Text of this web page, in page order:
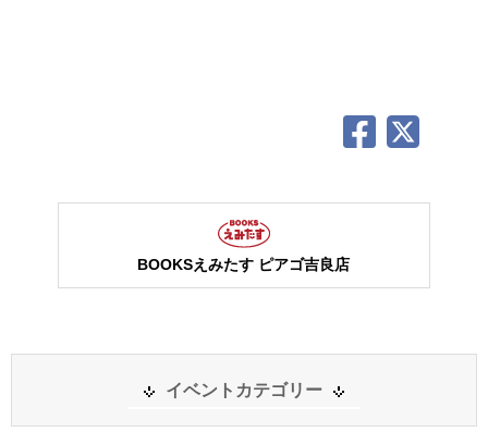
BOOKSえみたす ピアゴ吉良店
イベントカテゴリー